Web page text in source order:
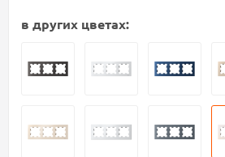
в других цветах: